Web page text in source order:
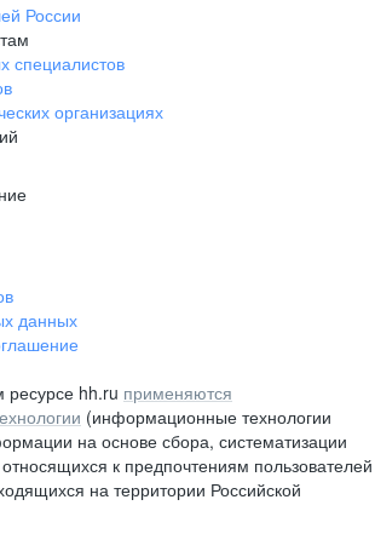
России
специалистов
организациях
данных
hh.ru применяются
(информационные технологии
на основе сбора, систематизации
к предпочтениям пользователей
на территории Российской